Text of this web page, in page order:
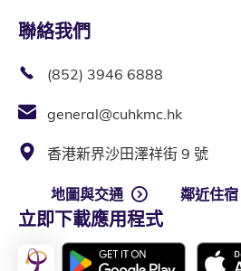
聯絡我們
(852) 3946 6888
general@cuhkmc.hk
香港新界沙田澤祥街 9 號
地圖與交通 鄰近住宿
立即下載應用程式